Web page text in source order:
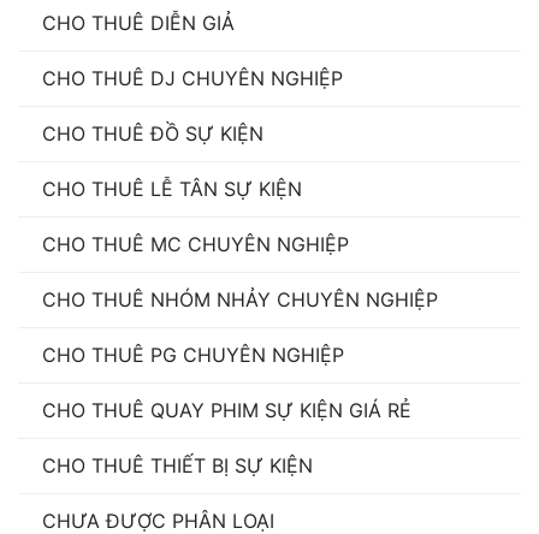
CHO THUÊ DIỄN GIẢ
CHO THUÊ DJ CHUYÊN NGHIỆP
CHO THUÊ ĐỒ SỰ KIỆN
CHO THUÊ LỄ TÂN SỰ KIỆN
CHO THUÊ MC CHUYÊN NGHIỆP
CHO THUÊ NHÓM NHẢY CHUYÊN NGHIỆP
CHO THUÊ PG CHUYÊN NGHIỆP
CHO THUÊ QUAY PHIM SỰ KIỆN GIÁ RẺ
CHO THUÊ THIẾT BỊ SỰ KIỆN
CHƯA ĐƯỢC PHÂN LOẠI